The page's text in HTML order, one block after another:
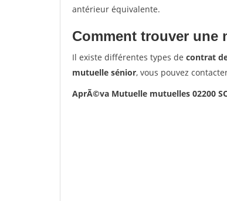
antérieur équivalente.
Comment trouver une
Il existe différentes types de contrat
mutuelle sénior, vous pouvez
AprÃ©va Mutuelle mutuelles 02200